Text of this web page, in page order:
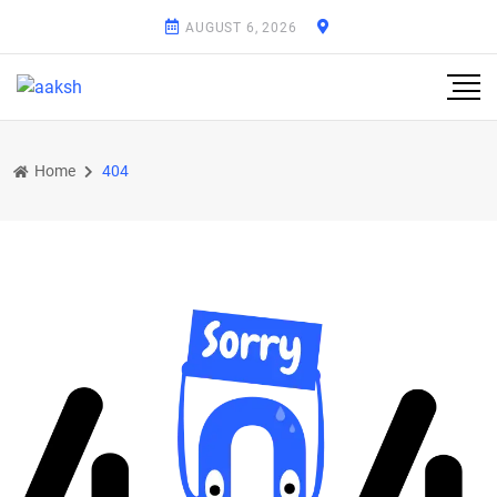
AUGUST 6, 2026
Home 404